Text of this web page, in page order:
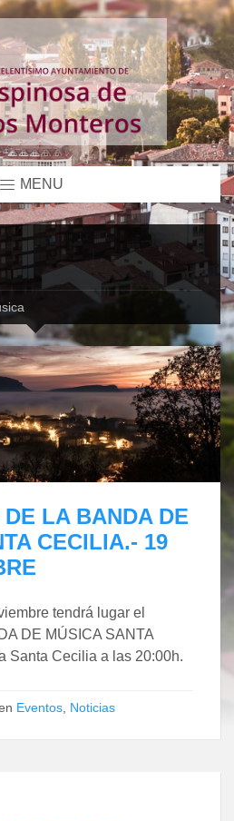
MENU
LA BANDA DE
CECILIA.- 19
tendrá lugar el
DE MÚSICA SANTA
Santa Cecilia a las 20:00h.
Eventos Noticias